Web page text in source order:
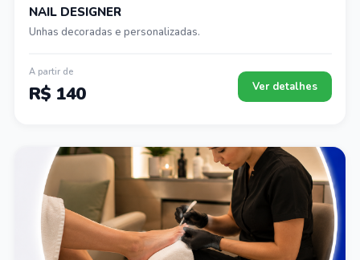
NAIL DESIGNER
Unhas decoradas e personalizadas.
A partir de
R$ 140 Ver detalhes